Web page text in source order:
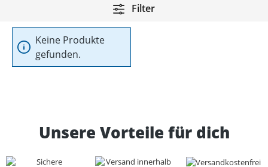
Filter
Keine Produkte
gefunden.
Unsere Vorteile für dich